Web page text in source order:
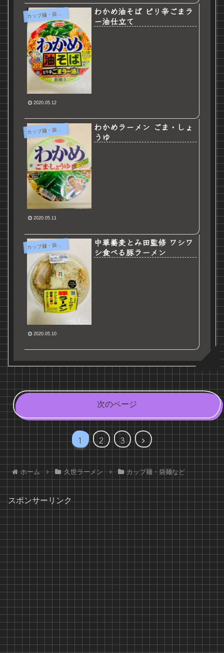
カ
ップ麺・袋麺など
わかめ油そば ピリ辛ごまラ
ー油仕立て
2020.05.12
カ
ップ麺・袋麺など
わかめラーメン ごま・しょ
うゆ
2020.05.11
カ
ップ麺・袋麺など
中華蕎麦とみ田監修 ワシワ
シ食べる豚ラーメン
2020.05.10
次のページ
1 2 3
次
へ
ホーム 久世ラーメン カップ麺・袋麺など
スポンサーリンク